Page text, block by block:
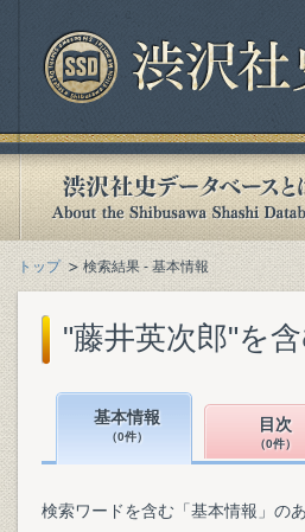
トップ 検索結果 - 基本情報
"藤井英次郎"を
基本情報
（0件）
目次
（0件）
検索ワードを含む「基本情報」の